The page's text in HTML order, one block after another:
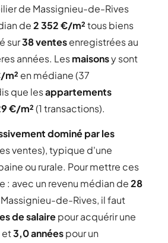
de Massignieu-de-Rives
de2 352 €/m²tous biens
sur38 ventesenregistrées au
années. Lesmaisonsy sont
m² en médiane (37
que lesappartements
€/m²(1 transactions).
dominé par les
ventes), typique d'une
ou rurale. Pour mettre ces
: avec un revenu médian de28
Massignieu-de-Rives, il faut
de salairepour acquérir une
et3,0 annéespour un